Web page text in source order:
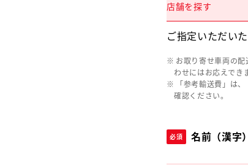
店舗を探す
ご指定いただい
お取り寄せ車両の
わせにはお応えでき
「参考輸送費」は
確認ください。
必須 名前（漢字）